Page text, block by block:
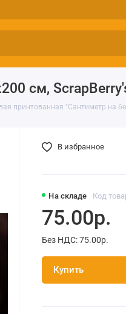
см,
принтованная "Сантиметр на
На складе Код
75.00р.
Без НДС: 75.00р.
Купить
В избранное